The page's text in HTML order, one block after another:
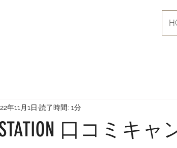
口コミキ
年11月1日 読了時間: 1分